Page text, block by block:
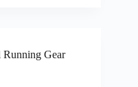
Running Gear